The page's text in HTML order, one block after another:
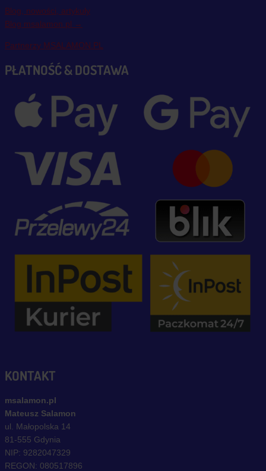
Blog, nowości, artykuły
Blog msalamon.pl →
Partnerzy MSALAMON.PL
PŁATNOŚĆ & DOSTAWA
KONTAKT
msalamon.pl
Mateusz Salamon
ul. Małopolska 14
81-555 Gdynia
NIP: 9282047329
REGON: 080517896